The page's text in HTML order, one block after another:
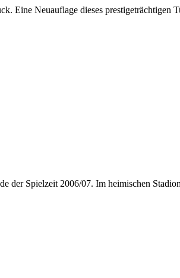
Eine Neuauflage dieses
Spielzeit 2006/07. Im heimischen